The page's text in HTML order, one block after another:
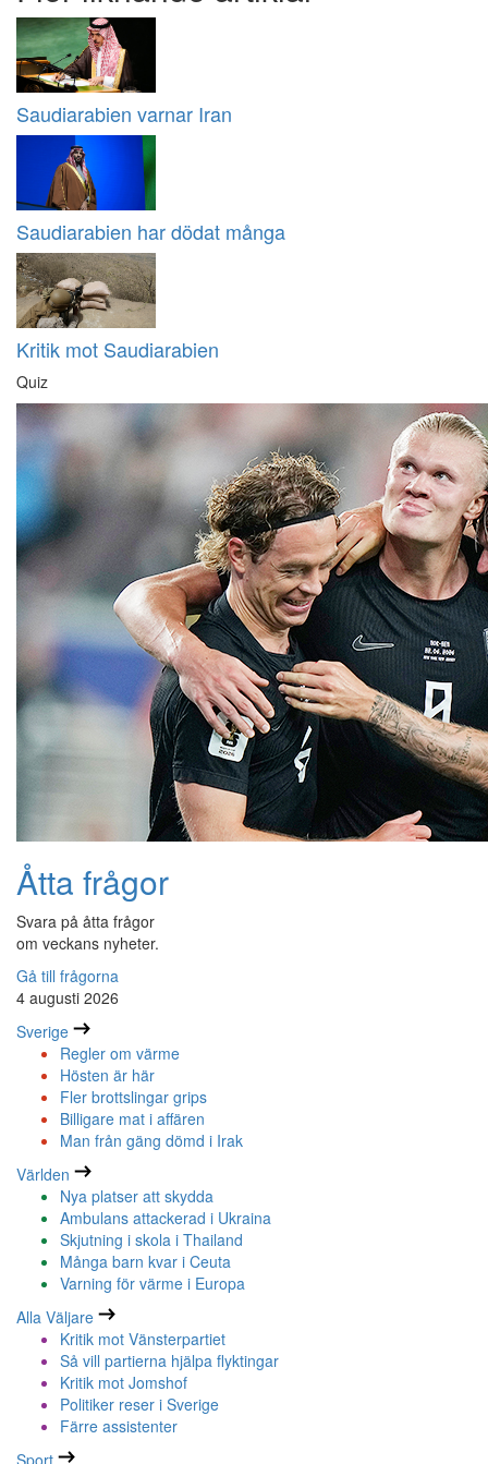
Saudiarabien varnar Iran
Saudiarabien har dödat många
Kritik mot Saudiarabien
Quiz
Åtta frågor
Svara på åtta frågor
om veckans nyheter.
Gå till frågorna
4 augusti 2026
Sverige
Regler om värme
Hösten är här
Fler brottslingar grips
Billigare mat i affären
Man från gäng dömd i Irak
Världen
Nya platser att skydda
Ambulans attackerad i Ukraina
Skjutning i skola i Thailand
Många barn kvar i Ceuta
Varning för värme i Europa
Alla Väljare
Kritik mot Vänsterpartiet
Så vill partierna hjälpa flyktingar
Kritik mot Jomshof
Politiker reser i Sverige
Färre assistenter